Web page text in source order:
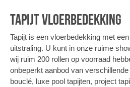
Tapijt vloerbedekking
Tapijt is een vloerbedekking met
uitstraling. U kunt in onze ruime
wij ruim 200 rollen op voorraad
onbeperkt aanbod van
bouclé, luxe pool tapijten, project